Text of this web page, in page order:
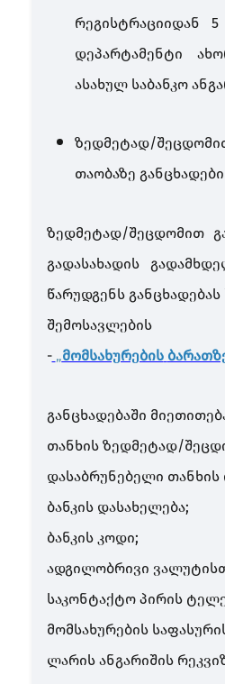
რეგისტრაციიდან
დეპარტამენტი
ასახულ საბანკო
ზედმეტად/
თაობაზე
ზედმეტად/შეცდომით
გადასახადის
წარუდგენს
შემოსავლების
- „მომსახურების
განცხადებაში
თანხის ზედმეტად/
დასაბრუნებელი თანხის
ბანკის დასახელება;
ბანკის კოდი;
ადგილობრივი
საკონტაქტო
მომსახურების
ლარის ანგარიშის